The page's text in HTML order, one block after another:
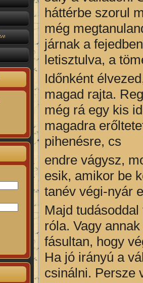
háttérbe szorul
még
járnak a
letisztulva, a
Időnként
magad rajta.
még rá egy kis
magadra
pihenésre, cs
endre vágysz,
esik, amikor be
tanév végi-nyár
Majd
róla. Vagy
fásultan, hogy
Ha jó irányú a
csinálni. Persze